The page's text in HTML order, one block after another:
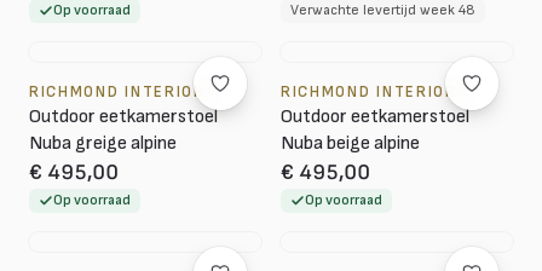
Op voorraad Verwachte levertijd week 48
RICHMOND INTERIORS
Outdoor eetkamerstoel
Nuba greige alpine
€ 495,00
Op voorraad
RICHMOND INTERIORS
Outdoor eetkamerstoel
Nuba beige alpine
€ 495,00
Op voorraad